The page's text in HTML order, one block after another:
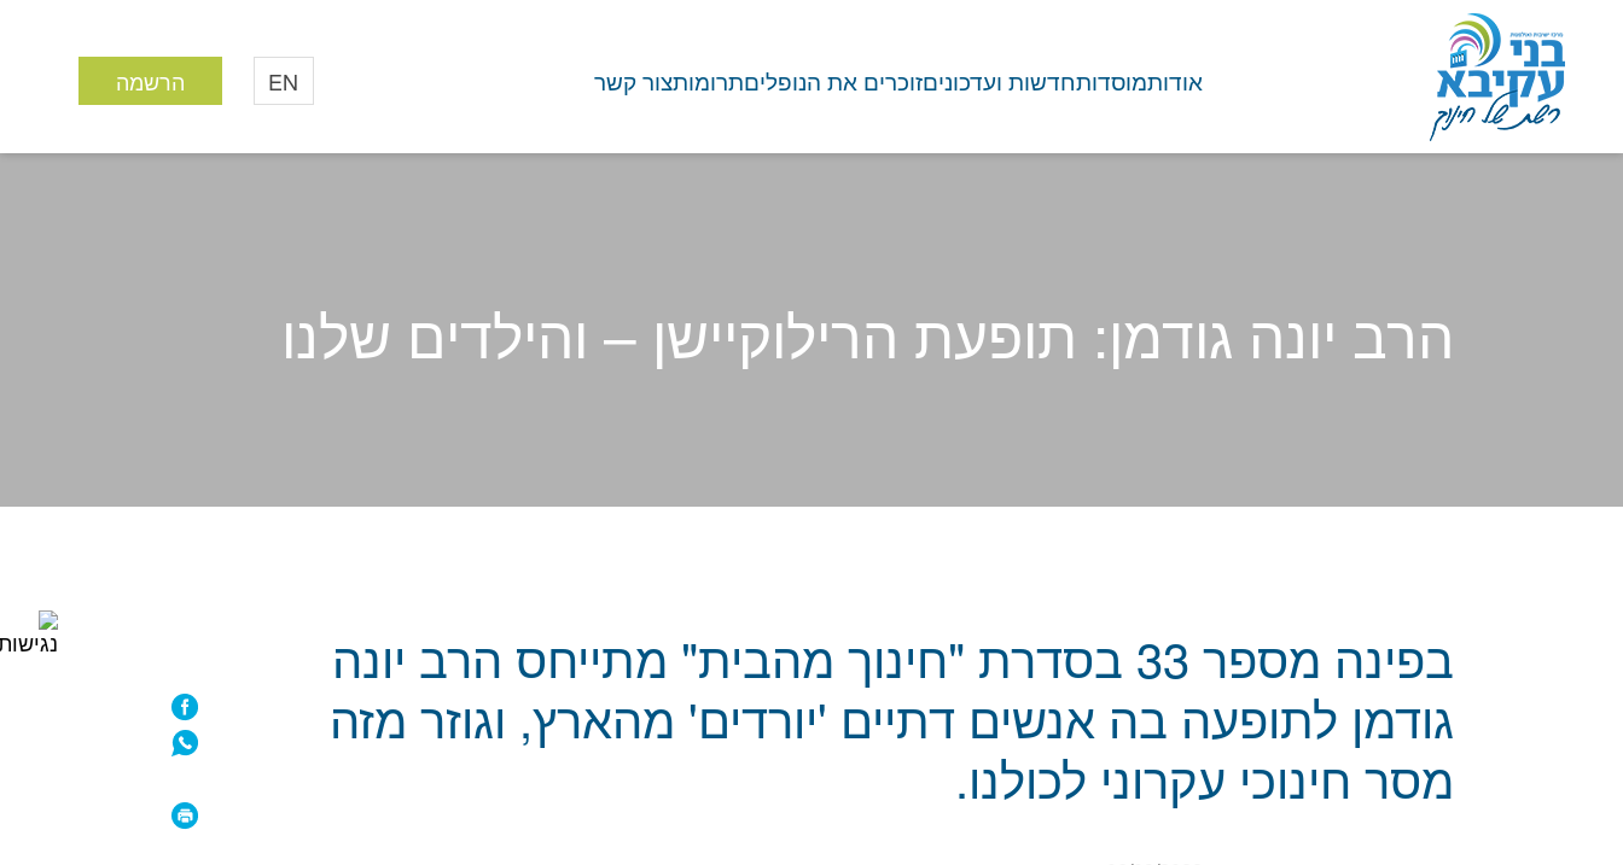
אודותמוסדותחדשות ועדכוניםזוכרים את הנופליםתרומותצור קשר EN הרשמה
הרב יונה גודמן: תופעת הרילוקיישן – והילדים שלנו
בפינה מספר 33 בסדרת "חינוך מהבית" מתייחס הרב יונה
גודמן לתופעה בה אנשים דתיים 'יורדים' מהארץ, וגוזר מזה
מסר חינוכי עקרוני לכולנו.